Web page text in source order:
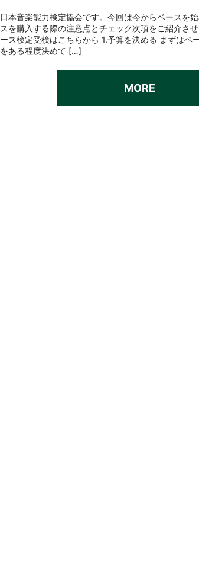
日本音楽能力検定協会です。今回は今からベースを
スを購入する際の注意点とチェック次項をご紹介さ
ース検定受検はこちらから 1.予算を決める まずはベ
をある程度決めて […]
MORE